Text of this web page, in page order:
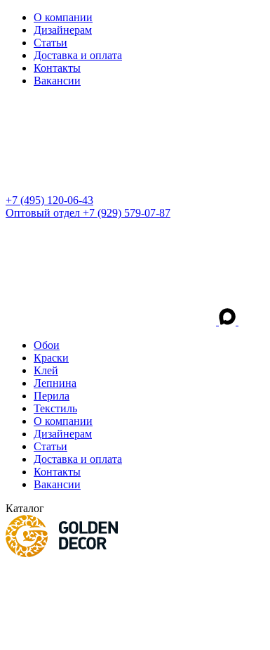
О компании
Дизайнерам
Статьи
Доставка и оплата
Контакты
Вакансии
+7 (495) 120-06-43
Оптовый отдел +7 (929) 579-07-87
Обои
Краски
Клей
Лепнина
Перила
Текстиль
О компании
Дизайнерам
Статьи
Доставка и оплата
Контакты
Вакансии
Каталог